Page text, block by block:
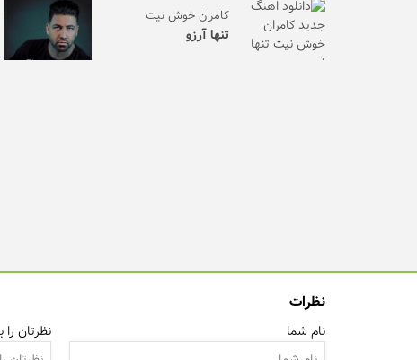
کامران خوش نیت
تنها آرزو
نظرات
نام شما نظرتان را